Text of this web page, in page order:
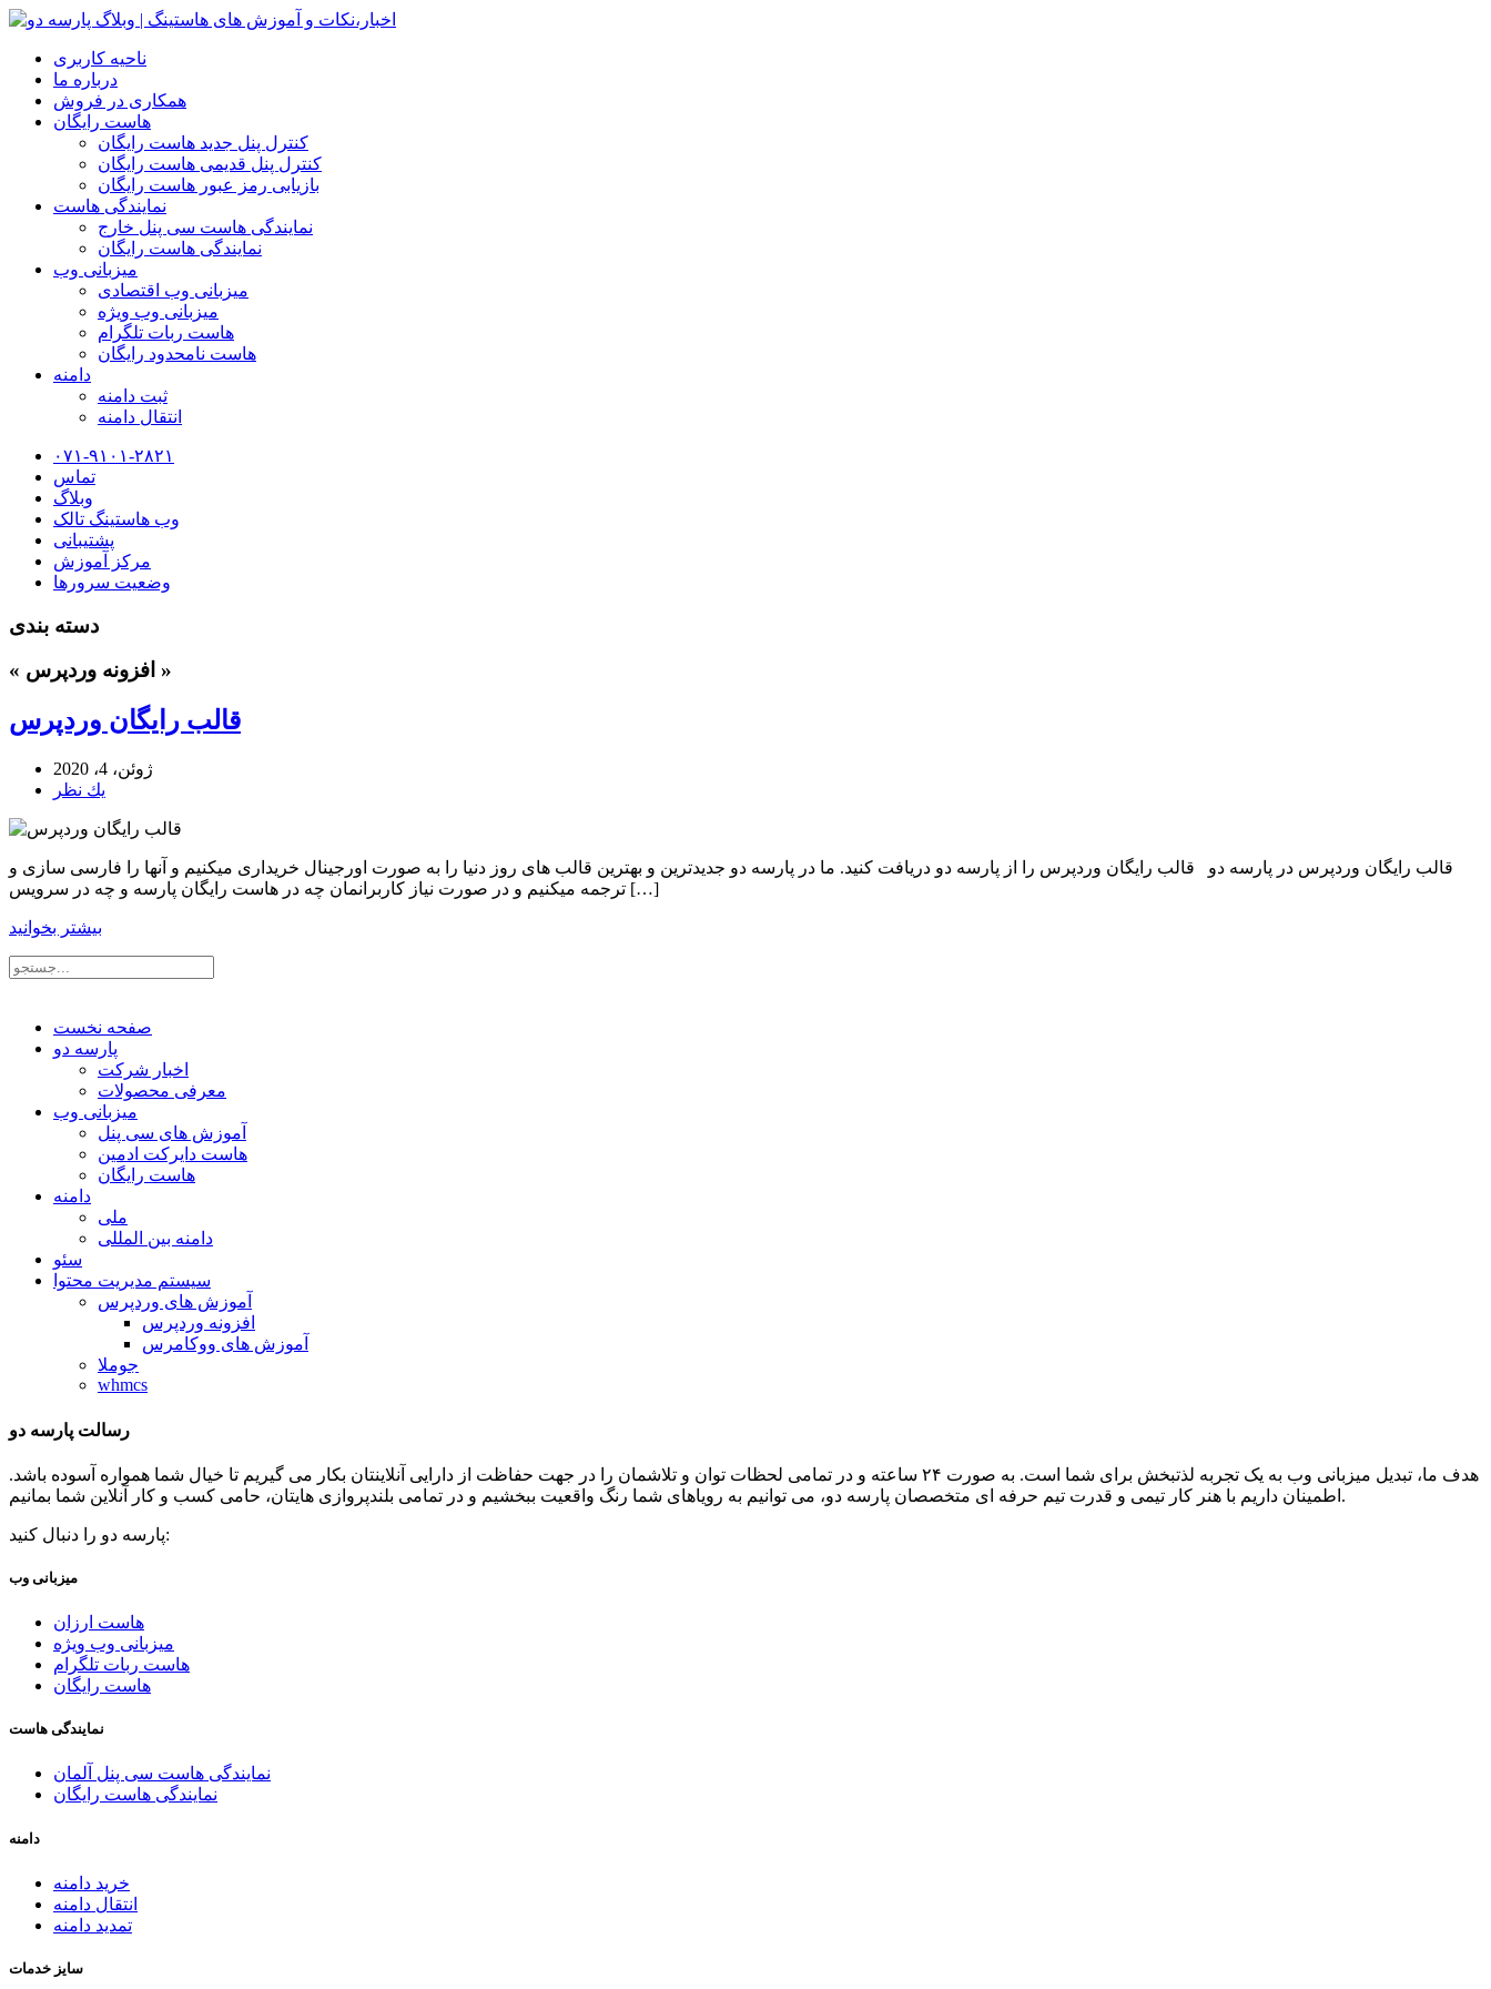
ناحیه کاربری
درباره ما
همکاری در فروش
هاست رایگان
کنترل پنل جدید هاست رایگان
کنترل پنل قدیمی هاست رایگان
بازیابی رمز عبور هاست رایگان
نمایندگی هاست
نمایندگی هاست سی پنل خارج
نمایندگی هاست رایگان
میزبانی وب
میزبانی وب اقتصادی
میزبانی وب ویژه
هاست ربات تلگرام
هاست نامحدود رایگان
دامنه
ثبت دامنه
انتقال دامنه
۰۷۱-۹۱۰۱-۲۸۲۱
تماس
وبلاگ
وب هاستینگ تالک
پشتیبانی
مرکز آموزش
وضعیت سرورها
دسته بندی
« افزونه وردپرس »
قالب رایگان وردپرس
ژوئن، 4، 2020
يك نظر
قالب رایگان وردپرس در پارسه دو قالب رایگان وردپرس را از پارسه دو دریافت کنید. ما در پارسه دو جدیدترین و بهترین قالب های روز دنیا را به صورت اورجینال خریداری میکنیم و آنها را فارسی سازی و
ترجمه میکنیم و در صورت نیاز کاربرانمان چه در هاست رایگان پارسه و چه در سرویس […]
بیشتر بخوانید
صفحه نخست
پارسه دو
اخبار شرکت
معرفی محصولات
میزبانی وب
آموزش های سی پنل
هاست دایرکت ادمین
هاست رایگان
دامنه
ملی
دامنه بین المللی
سئو
سیستم مدیریت محتوا
آموزش های وردپرس
افزونه وردپرس
آموزش های ووکامرس
جوملا
whmcs
رسالت پارسه دو
هدف ما، تبدیل میزبانی وب به یک تجربه لذتبخش برای شما است. به صورت ۲۴ ساعته و در تمامی لحظات توان و تلاشمان را در جهت حفاظت از دارایی آنلاینتان بکار می گیریم تا خیال شما همواره آسوده باشد.
اطمینان داریم با هنر کار تیمی و قدرت تیم حرفه ای متخصصان پارسه دو، می توانیم به رویاهای شما رنگ واقعیت ببخشیم و در تمامی بلندپروازی هایتان، حامی کسب و کار آنلاین شما بمانیم.
پارسه دو را دنبال کنید:
میزبانی وب
هاست ارزان
میزبانی وب ویژه
هاست ربات تلگرام
هاست رایگان
نمایندگی هاست
نمایندگی هاست سی پنل آلمان
نمایندگی هاست رایگان
دامنه
خرید دامنه
انتقال دامنه
تمدید دامنه
سایز خدمات